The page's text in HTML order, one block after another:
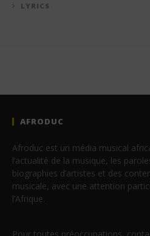
LYRICS
AFRODUC
Afroduc est un média musical
l’actualité de la musique, les
biographies d’artistes et des
musicale, avec une attention
l’Afrique.
Pour toutes préoccupations,